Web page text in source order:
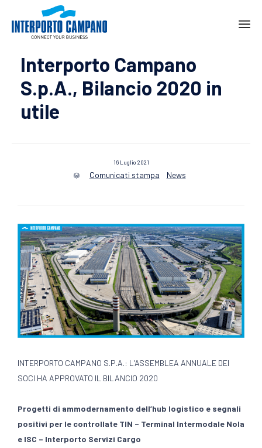
Interporto Campano
S.p.A., Bilancio 2020 in
utile
16 Luglio 2021
 Category
Comunicati stampa News
INTERPORTO CAMPANO S.P.A.: L’ASSEMBLEA ANNUALE DEI
SOCI HA APPROVATO IL BILANCIO 2020
Progetti di ammodernamento dell’hub logistico e segnali
positivi per le controllate TIN – Terminal Intermodale Nola
e ISC – Interporto Servizi Cargo